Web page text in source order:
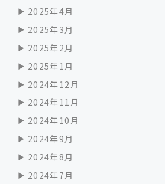
2025年4月
2025年3月
2025年2月
2025年1月
2024年12月
2024年11月
2024年10月
2024年9月
2024年8月
2024年7月